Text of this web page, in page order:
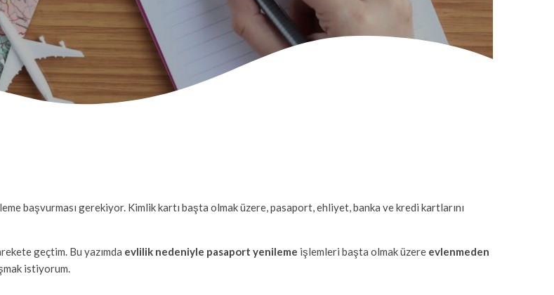
başvurması gerekiyor. Kimlik kartı başta olmak üzere, pasaport, ehliyet, banka ve kredi kartlarını
geçtim. Bu yazımda evlilik nedeniyle pasaport yenileme işlemleri başta olmak üzere evlenmeden
istiyorum.